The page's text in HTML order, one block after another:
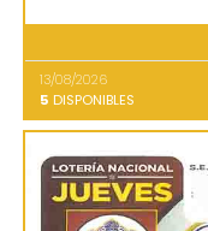
13/08/2026
5 DISPONIBLES